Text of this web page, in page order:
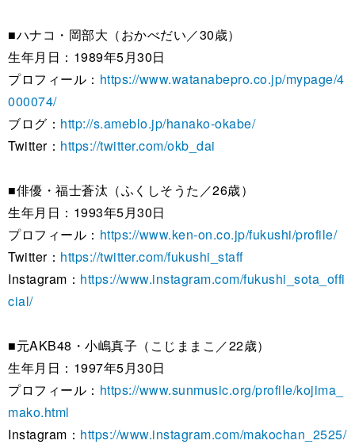
■ハナコ・岡部大（おかべだい／30歳）
生年月日：1989年5月30日
プロフィール： https://www.watanabepro.co.jp/mypage/4
000074/
ブログ： http://s.ameblo.jp/hanako-okabe/
Twitter： https://twitter.com/okb_dai
■俳優・福士蒼汰（ふくしそうた／26歳）
生年月日：1993年5月30日
プロフィール： https://www.ken-on.co.jp/fukushi/profile/
Twitter： https://twitter.com/fukushi_staff
Instagram： https://www.instagram.com/fukushi_sota_offi
cial/
■元AKB48・小嶋真子（こじままこ／22歳）
生年月日：1997年5月30日
プロフィール： https://www.sunmusic.org/profile/kojima_
mako.html
Instagram： https://www.instagram.com/makochan_2525/